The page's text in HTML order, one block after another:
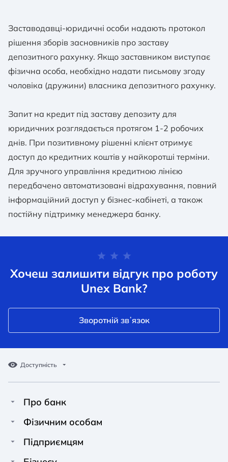
Заставодавці-юридичні особи надають протокол
рішення зборів засновників про заставу
депозитного рахунку. Якщо заставником виступає
фізична особа, необхідно надати письмову згоду
чоловіка (дружини) власника депозитного рахунку.
Запит на кредит під заставу депозиту для
юридичних розглядається протягом 1-2 робочих
днів. При позитивному рішенні клієнт отримує
доступ до кредитних коштів у найкоротші терміни.
Для зручного управління кредитною лінією
передбачено автоматизовані відрахування, повний
інформаційний доступ у бізнес-кабінеті, а також
постійну підтримку менеджера банку.
Хочеш залишити відгук про роботу
Unex Bank?
Зворотній звʼязок
Доступність
A A
Звичайний
A A
Середній
A A
Про банк
Про Unex Bank
Фізичним особам
Кредити
Підприємцям
Фінансування